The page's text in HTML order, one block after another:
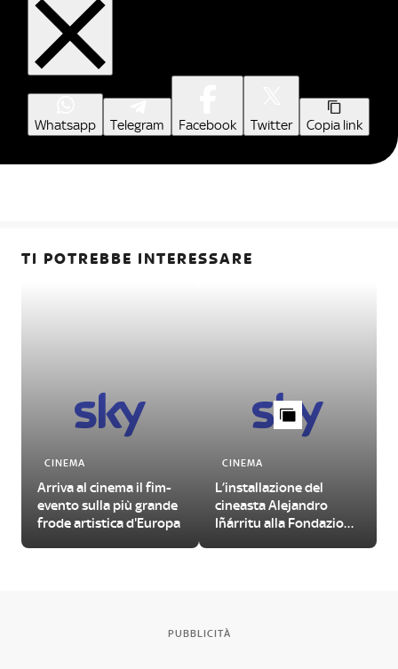
Whatsapp Telegram Facebook Twitter Copia link
TI POTREBBE INTERESSARE
CINEMA
Arriva al cinema il fim-
evento sulla più grande
frode artistica d'Europa
CINEMA
L’installazione del
cineasta Alejandro
Iñárritu alla Fondazione
PUBBLICITÀ